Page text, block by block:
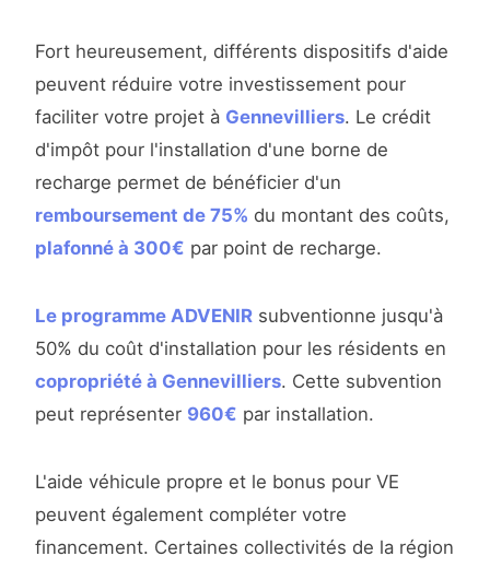
Fort heureusement, différents dispositifs d'aide
peuvent réduire votre investissement pour
faciliter votre projet à Gennevilliers. Le crédit
d'impôt pour l'installation d'une borne de
recharge permet de bénéficier d'un
remboursement de 75% du montant des coûts,
plafonné à 300€ par point de recharge.
Le programme ADVENIR subventionne jusqu'à
50% du coût d'installation pour les résidents en
copropriété à Gennevilliers. Cette subvention
peut représenter 960€ par installation.
L'aide véhicule propre et le bonus pour VE
peuvent également compléter votre
financement. Certaines collectivités de la région